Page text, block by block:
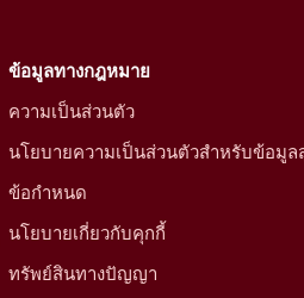
ข้อมูลทางกฎหมาย
ความเป็นส่วนตัว
นโยบายความเป็นส่วนตัวสำหรับข้อมู
ข้อกำหนด
นโยบายเกี่ยวกับคุกกี้
ทรัพย์สินทางปัญญา